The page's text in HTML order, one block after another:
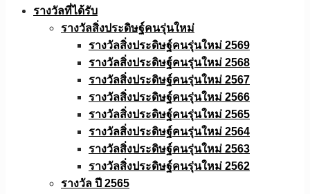
รางวัลที่ได้รับ
รางวัลสิ่งประดิษฐ์คนรุ่นใหม่
รางวัลสิ่งประดิษฐ์คนรุ่นใหม่ 2569
รางวัลสิ่งประดิษฐ์คนรุ่นใหม่ 2568
รางวัลสิ่งประดิษฐ์คนรุ่นใหม่ 2567
รางวัลสิ่งประดิษฐ์คนรุ่นใหม่ 2566
รางวัลสิ่งประดิษฐ์คนรุ่นใหม่ 2565
รางวัลสิ่งประดิษฐ์คนรุ่นใหม่ 2564
รางวัลสิ่งประดิษฐ์คนรุ่นใหม่ 2563
รางวัลสิ่งประดิษฐ์คนรุ่นใหม่ 2562
รางวัล ปี 2565